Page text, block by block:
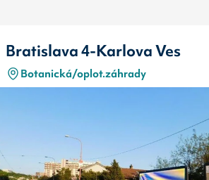
Bratislava 4-Karlova Ves
Botanická/oplot.záhrady